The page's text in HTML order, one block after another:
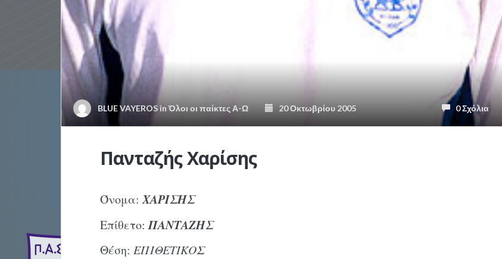
BLUE VAYEROS inΌλοι οι παίκτες Α-Ω 20 Οκτωβρίου 2005 0 Σχόλια
Πανταζής Χαρίσης
Όνομα:ΧΑΡΙΣΗΣ
Επίθετο:ΠΑΝΤΑΖΗΣ
Θέση: ΕΠΙΘΕΤΙΚΟΣ